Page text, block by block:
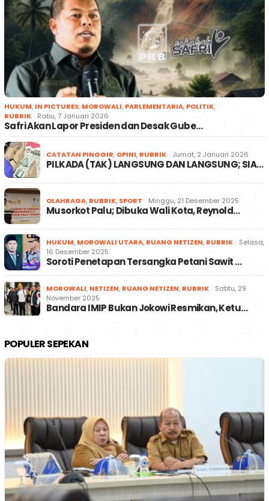
HUKUM, IN PICTURES, MOROWALI, PARLEMENTARIA, POLITIK,
RUBRIK
Rabu, 7 Januari 2026
Safri Akan Lapor Presiden dan Desak Gube…
CATATAN PINGGIR, OPINI, RUBRIK Jumat, 2 Januari 2026
PILKADA (TAK) LANGSUNG DAN LANGSUNG; SIA…
OLAHRAGA, RUBRIK, SPORT Minggu, 21 Desember 2025
Musorkot Palu; Dibuka Wali Kota, Reynold…
HUKUM, MOROWALI UTARA, RUANG NETIZEN, RUBRIK
Selasa,
16 Desember 2025
Soroti Penetapan Tersangka Petani Sawit …
MOROWALI, NETIZEN, RUANG NETIZEN, RUBRIK
Sabtu, 29
November 2025
Bandara IMIP Bukan Jokowi Resmikan, Ketu…
POPULER SEPEKAN